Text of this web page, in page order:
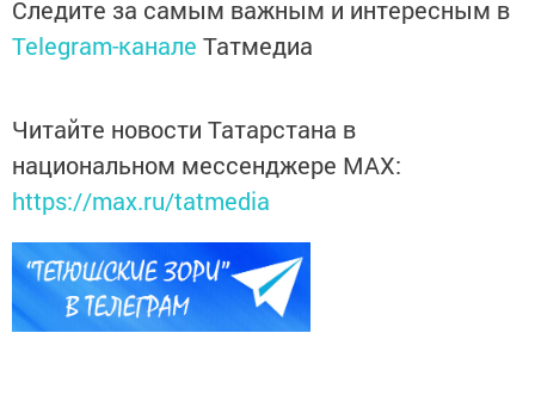
Следите за самым важным и интересным в
Telegram-канале Татмедиа
Читайте новости Татарстана в
национальном мессенджере MАХ:
https://max.ru/tatmedia